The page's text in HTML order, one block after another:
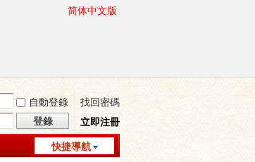
简体中文版
自動登錄
找回密碼
登錄
立即注冊
快捷導航